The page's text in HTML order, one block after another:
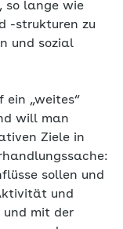
so lange wie
-strukturen zu
und sozial
ein „weites“
will man
Ziele in
sollen und
und
mit der